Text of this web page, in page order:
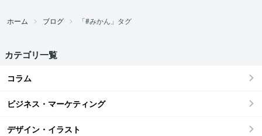
ホーム ブログ 「#みかん」タグ
カテゴリ一覧
コラム
ビジネス・マーケティング
デザイン・イラスト